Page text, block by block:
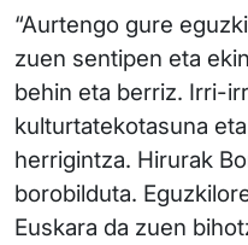
“Aurtengo gure
zuen sentipen eta
behin eta berriz. Irri-
kulturtatekotasuna
herrigintza. Hirurak
borobilduta.
Euskara da zuen